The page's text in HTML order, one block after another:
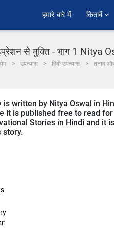
हमारे बारे में किताबें
से मुक्ति - भाग 1 Nitya
उपन्यास हिंदी उपन्यास तनाव
written by Nitya Oswal in
it is published free to read
Stories in Hindi and it
story.